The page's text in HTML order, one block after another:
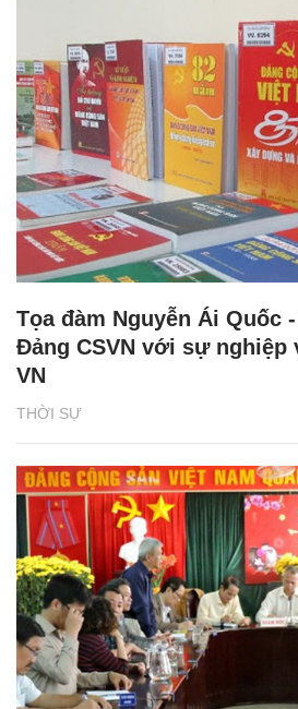
THỜI SỰ
Tọa đàm Nguyễn Ái Quốc
Đảng CSVN với sự nghiệp
VN